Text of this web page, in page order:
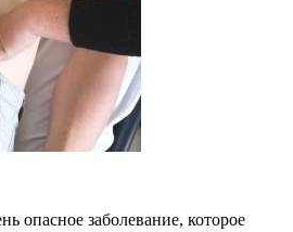
опасное заболевание, которое